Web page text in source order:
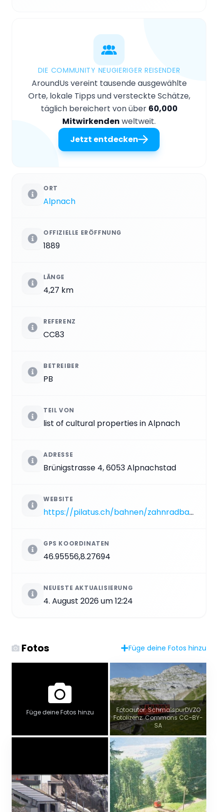
DIE COMMUNITY NEUGIERIGER REISENDER
AroundUs vereint tausende ausgewählte
Orte, lokale Tipps und versteckte Schätze,
täglich bereichert von über 60,000
Mitwirkenden weltweit.
Jetzt entdecken
ORT
Alpnach
OFFIZIELLE ERÖFFNUNG
1889
LÄNGE
4,27 km
REFERENZ
CC83
BETREIBER
PB
TEIL VON
list of cultural properties in Alpnach
ADRESSE
Brünigstrasse 4, 6053 Alpnachstad
WEBSITE
https://pilatus.ch/bahnen/zahnradbahn
GPS KOORDINATEN
46.95556,8.27694
NEUESTE AKTUALISIERUNG
4. August 2026 um 12:24
Fotos Füge deine Fotos hinzu
Füge deine Fotos hinzu
Fotoautor: SchmalspurDVZO
Fotolizenz: Commons CC-BY-
SA